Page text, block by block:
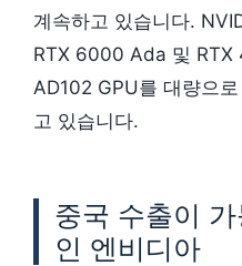
계속하고 있습니다.
RTX 6000 Ada 및 RTX
AD102 GPU를 대량으
고 있습니다.
중국 수출이
인 엔비디아